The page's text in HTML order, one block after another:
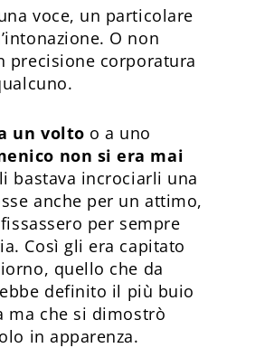
voce, un particolare
O non
precisione corporatura
un volto o a uno
non si era mai
bastava incrociarli una
anche per un attimo,
per sempre
Così gli era capitato
quello che da
definito il più buio
ma che si dimostrò
in apparenza.